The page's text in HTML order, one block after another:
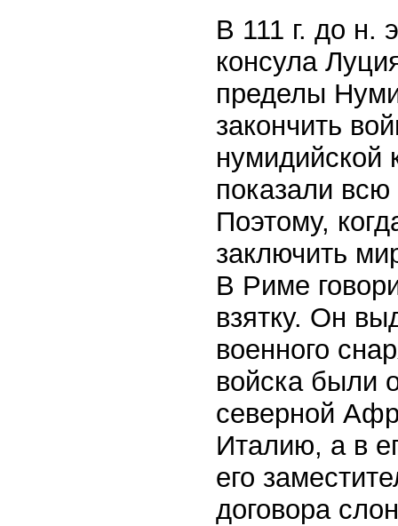
В 111 г. до н.
консула
пределы
закончить
нумидийской
показали
Поэтому,
заключить
В Риме
взятку. Он
военного
войска были
северной
Италию, а в
его
договора